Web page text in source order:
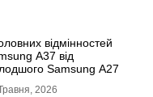
відмінностей
A37 від
Samsung A27
2026